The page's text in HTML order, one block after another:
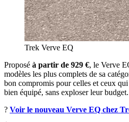
Trek Verve EQ
Proposé à partir de 929 €, le Verve
modèles les plus complets de sa
bon compromis pour celles et ceux
bien équipé, sans exploser leur budget.
? Voir le nouveau Verve EQ chez